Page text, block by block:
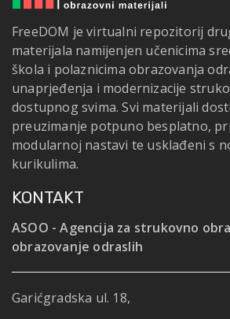
FreeDOM je virtualni repozitorij
materijala namijenjen učenicima
škola i polaznicima obrazovanja
unaprjeđenja i modernizacije
dostupnog svima. Svi materijali
preuzimanje potpuno besplatno,
modularnoj nastavi te usklađeni s
kurikulima.
KONTAKT
ASOO - Agencija za strukovno
obrazovanje odraslih
Garićgradska ul. 18,